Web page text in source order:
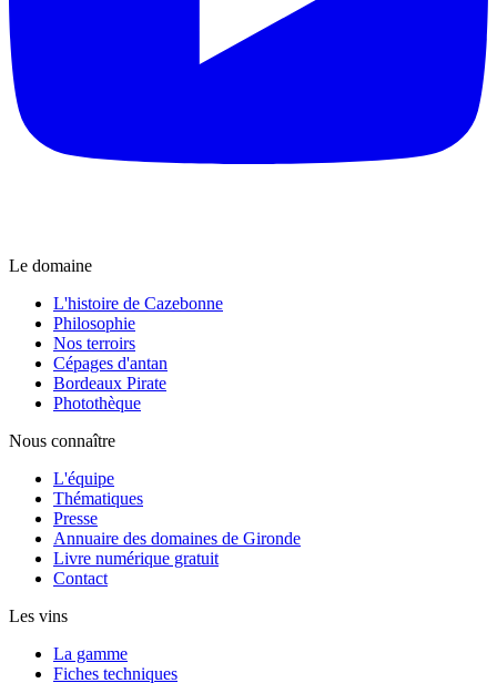
Le domaine
L'histoire de Cazebonne
Philosophie
Nos terroirs
Cépages d'antan
Bordeaux Pirate
Photothèque
Nous connaître
L'équipe
Thématiques
Presse
Annuaire des domaines de Gironde
Livre numérique gratuit
Contact
Les vins
La gamme
Fiches techniques